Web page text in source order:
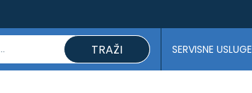
TRAŽI SERVISNE USLUGE